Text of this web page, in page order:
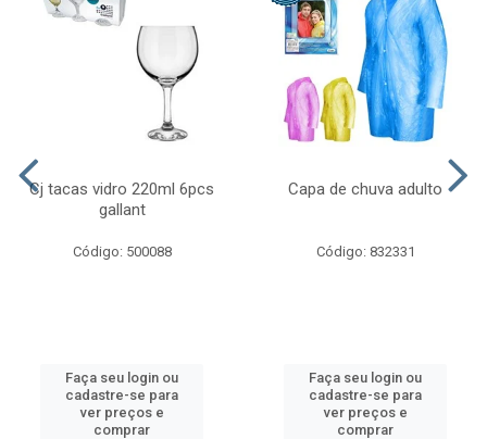
Cj tacas vidro 220ml 6pcs
gallant
Código: 500088
Faça seu login ou
cadastre-se para
ver preços e
comprar
Capa de chuva adulto
Código: 832331
Faça seu login ou
cadastre-se para
ver preços e
comprar